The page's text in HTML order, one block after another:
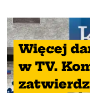
Więcej
w TV.